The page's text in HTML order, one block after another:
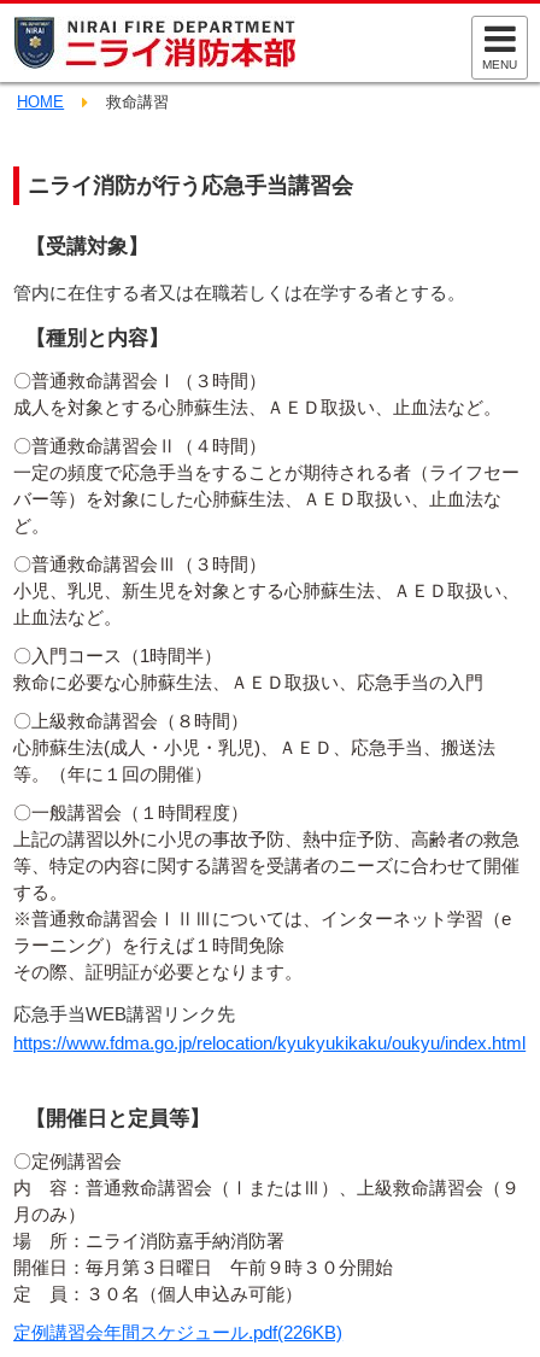
MENU
HOME 救命講習
ニライ消防が行う応急手当講習会
【受講対象】
管内に在住する者又は在職若しくは在学する者とする。
【種別と内容】
〇普通救命講習会Ⅰ（３時間）
成人を対象とする心肺蘇生法、ＡＥＤ取扱い、止血法など。
〇普通救命講習会Ⅱ（４時間）
一定の頻度で応急手当をすることが期待される者（ライフセー
バー等）を対象にした心肺蘇生法、ＡＥＤ取扱い、止血法な
ど。
〇普通救命講習会Ⅲ（３時間）
小児、乳児、新生児を対象とする心肺蘇生法、ＡＥＤ取扱い、
止血法など。
〇入門コース（1時間半）
救命に必要な心肺蘇生法、ＡＥＤ取扱い、応急手当の入門
〇上級救命講習会（８時間）
心肺蘇生法(成人・小児・乳児)、ＡＥＤ、応急手当、搬送法
等。（年に１回の開催）
〇一般講習会（１時間程度）
上記の講習以外に小児の事故予防、熱中症予防、高齢者の救急
等、特定の内容に関する講習を受講者のニーズに合わせて開催
する。
※普通救命講習会ⅠⅡⅢについては、インターネット学習（e
ラーニング）を行えば１時間免除
その際、証明証が必要となります。
応急手当WEB講習リンク先
https://www.fdma.go.jp/relocation/kyukyukikaku/oukyu/index.html
【開催日と定員等】
〇定例講習会
内 容：普通救命講習会（ⅠまたはⅢ）、上級救命講習会（９
月のみ）
場 所：ニライ消防嘉手納消防署
開催日：毎月第３日曜日 午前９時３０分開始
定 員：３０名（個人申込み可能）
定例講習会年間スケジュール.pdf(226KB)